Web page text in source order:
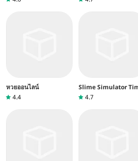
หวยออนไลน์
4.4
Slime Simulator
4.7